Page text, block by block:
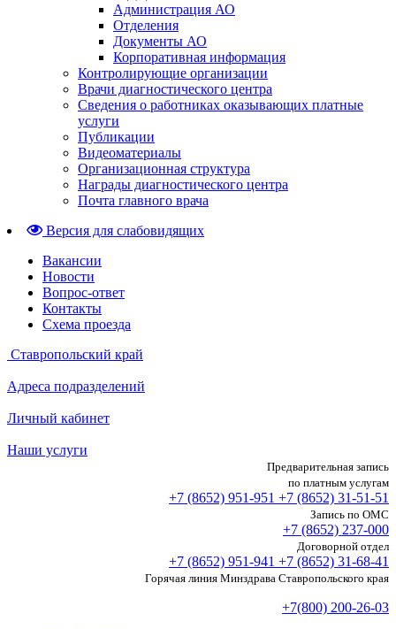
Администрация АО
Отделения
Документы АО
Корпоративная информация
Контролирующие организации
Врачи диагностического центра
Сведения о работниках оказывающих платные
услуги
Публикации
Видеоматериалы
Организационная структура
Награды диагностического центра
Почта главного врача
Версия для слабовидящих
Вакансии
Новости
Вопрос-ответ
Контакты
Схема проезда
Ставропольский край
Адреса подразделений
Личный кабинет
Наши услуги
Предварительная запись
по платным услугам
+7 (8652) 951-951 +7 (8652) 31-51-51
Запись по ОМС
+7 (8652) 237-000
Договорной отдел
+7 (8652) 951-941 +7 (8652) 31-68-41
Горячая линия Минздрава Ставропольского края
+7(800) 200-26-03